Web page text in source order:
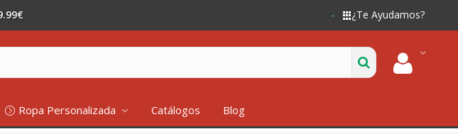
¿Te Ayudamos?
Ropa Personalizada Catálogos Blog